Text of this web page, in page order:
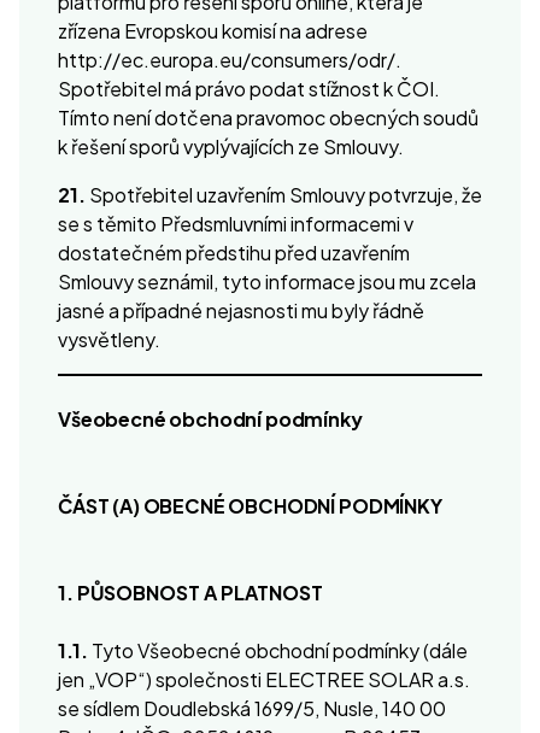
zřízena Evropskou komisí na adrese
http://ec.europa.eu/consumers/odr/.
Spotřebitel má právo podat stížnost k ČOI.
Tímto není dotčena pravomoc obecných soudů
k řešení sporů vyplývajících ze Smlouvy.
21. Spotřebitel uzavřením Smlouvy potvrzuje, že
se s těmito Předsmluvními informacemi v
dostatečném předstihu před uzavřením
Smlouvy seznámil, tyto informace jsou mu zcela
jasné a případné nejasnosti mu byly řádně
vysvětleny.
Všeobecné obchodní podmínky
ČÁST (A) OBECNÉ OBCHODNÍ PODMÍNKY
1. PŮSOBNOST A PLATNOST
1.1. Tyto Všeobecné obchodní podmínky (dále
jen „VOP“) společnosti ELECTREE SOLAR a.s.
se sídlem Doudlebská 1699/5, Nusle, 140 00